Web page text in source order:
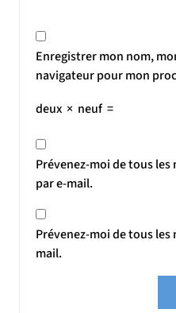
Enregistrer mon nom,
navigateur pour mon
deux × neuf =
Prévenez-moi de tous
par e-mail.
Prévenez-moi de tous
mail.